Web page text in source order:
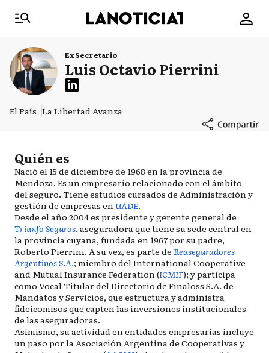
Ex Secretario
Luis Octavio Pierrini
El País La Libertad Avanza
Quién es
Nació el 15 de diciembre de 1968 en la provincia de
Mendoza. Es un empresario relacionado con el ámbito
del seguro. Tiene estudios cursados de Administración y
gestión de empresas en UADE.
Desde el año 2004 es presidente y gerente general de
Triunfo Seguros, aseguradora que tiene su sede central en
la provincia cuyana, fundada en 1967 por su padre,
Roberto Pierrini. A su vez, es parte de Reaseguradores
Argentinos S.A.; miembro del International Cooperative
and Mutual Insurance Federation (ICMIF); y participa
como Vocal Titular del Directorio de Finaloss S.A. de
Mandatos y Servicios, que estructura y administra
fideicomisos que capten las inversiones institucionales
de las aseguradoras.
Asimismo, su actividad en entidades empresarias incluye
un paso por la Asociación Argentina de Cooperativas y